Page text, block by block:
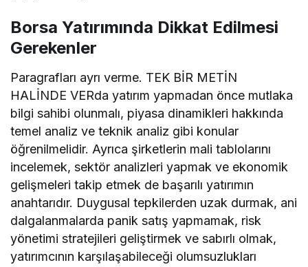
Borsa Yatırımında Dikkat Edilmesi
Gerekenler
Paragrafları ayrı verme. TEK BİR METİN
HALİNDE VERda yatırım yapmadan önce mutlaka
bilgi sahibi olunmalı, piyasa dinamikleri hakkında
temel analiz ve teknik analiz gibi konular
öğrenilmelidir. Ayrıca şirketlerin mali tablolarını
incelemek, sektör analizleri yapmak ve ekonomik
gelişmeleri takip etmek de başarılı yatırımın
anahtarıdır. Duygusal tepkilerden uzak durmak, ani
dalgalanmalarda panik satış yapmamak, risk
yönetimi stratejileri geliştirmek ve sabırlı olmak,
yatırımcının karşılaşabileceği olumsuzlukları